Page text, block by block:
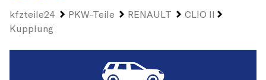
kfzteile24 PKW-Teile RENAULT
CLIO II
Kupplung